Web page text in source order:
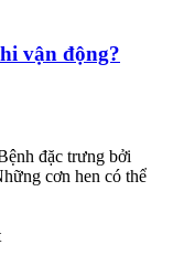
vận động?
đặc trưng bởi
cơn hen có thể